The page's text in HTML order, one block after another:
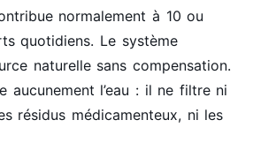
normalement à 10 ou
quotidiens. Le système
naturelle sans compensation.
aucunement l’eau : il ne filtre ni
résidus médicamenteux, ni les